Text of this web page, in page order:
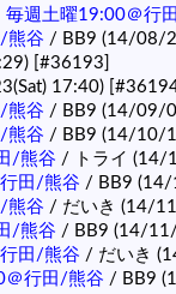
毎週土曜19:00＠行
熊谷 / BB9 (14/08/
[#36193]
17:40)
熊谷 / BB9 (14/09/
熊谷 / BB9 (14/10/
/熊谷 / トライ (14/
田/熊谷 / BB9
熊谷 / だいき (14/
/熊谷 / BB9 (14/
田/熊谷 / だいき
＠行田/熊谷 / BB9